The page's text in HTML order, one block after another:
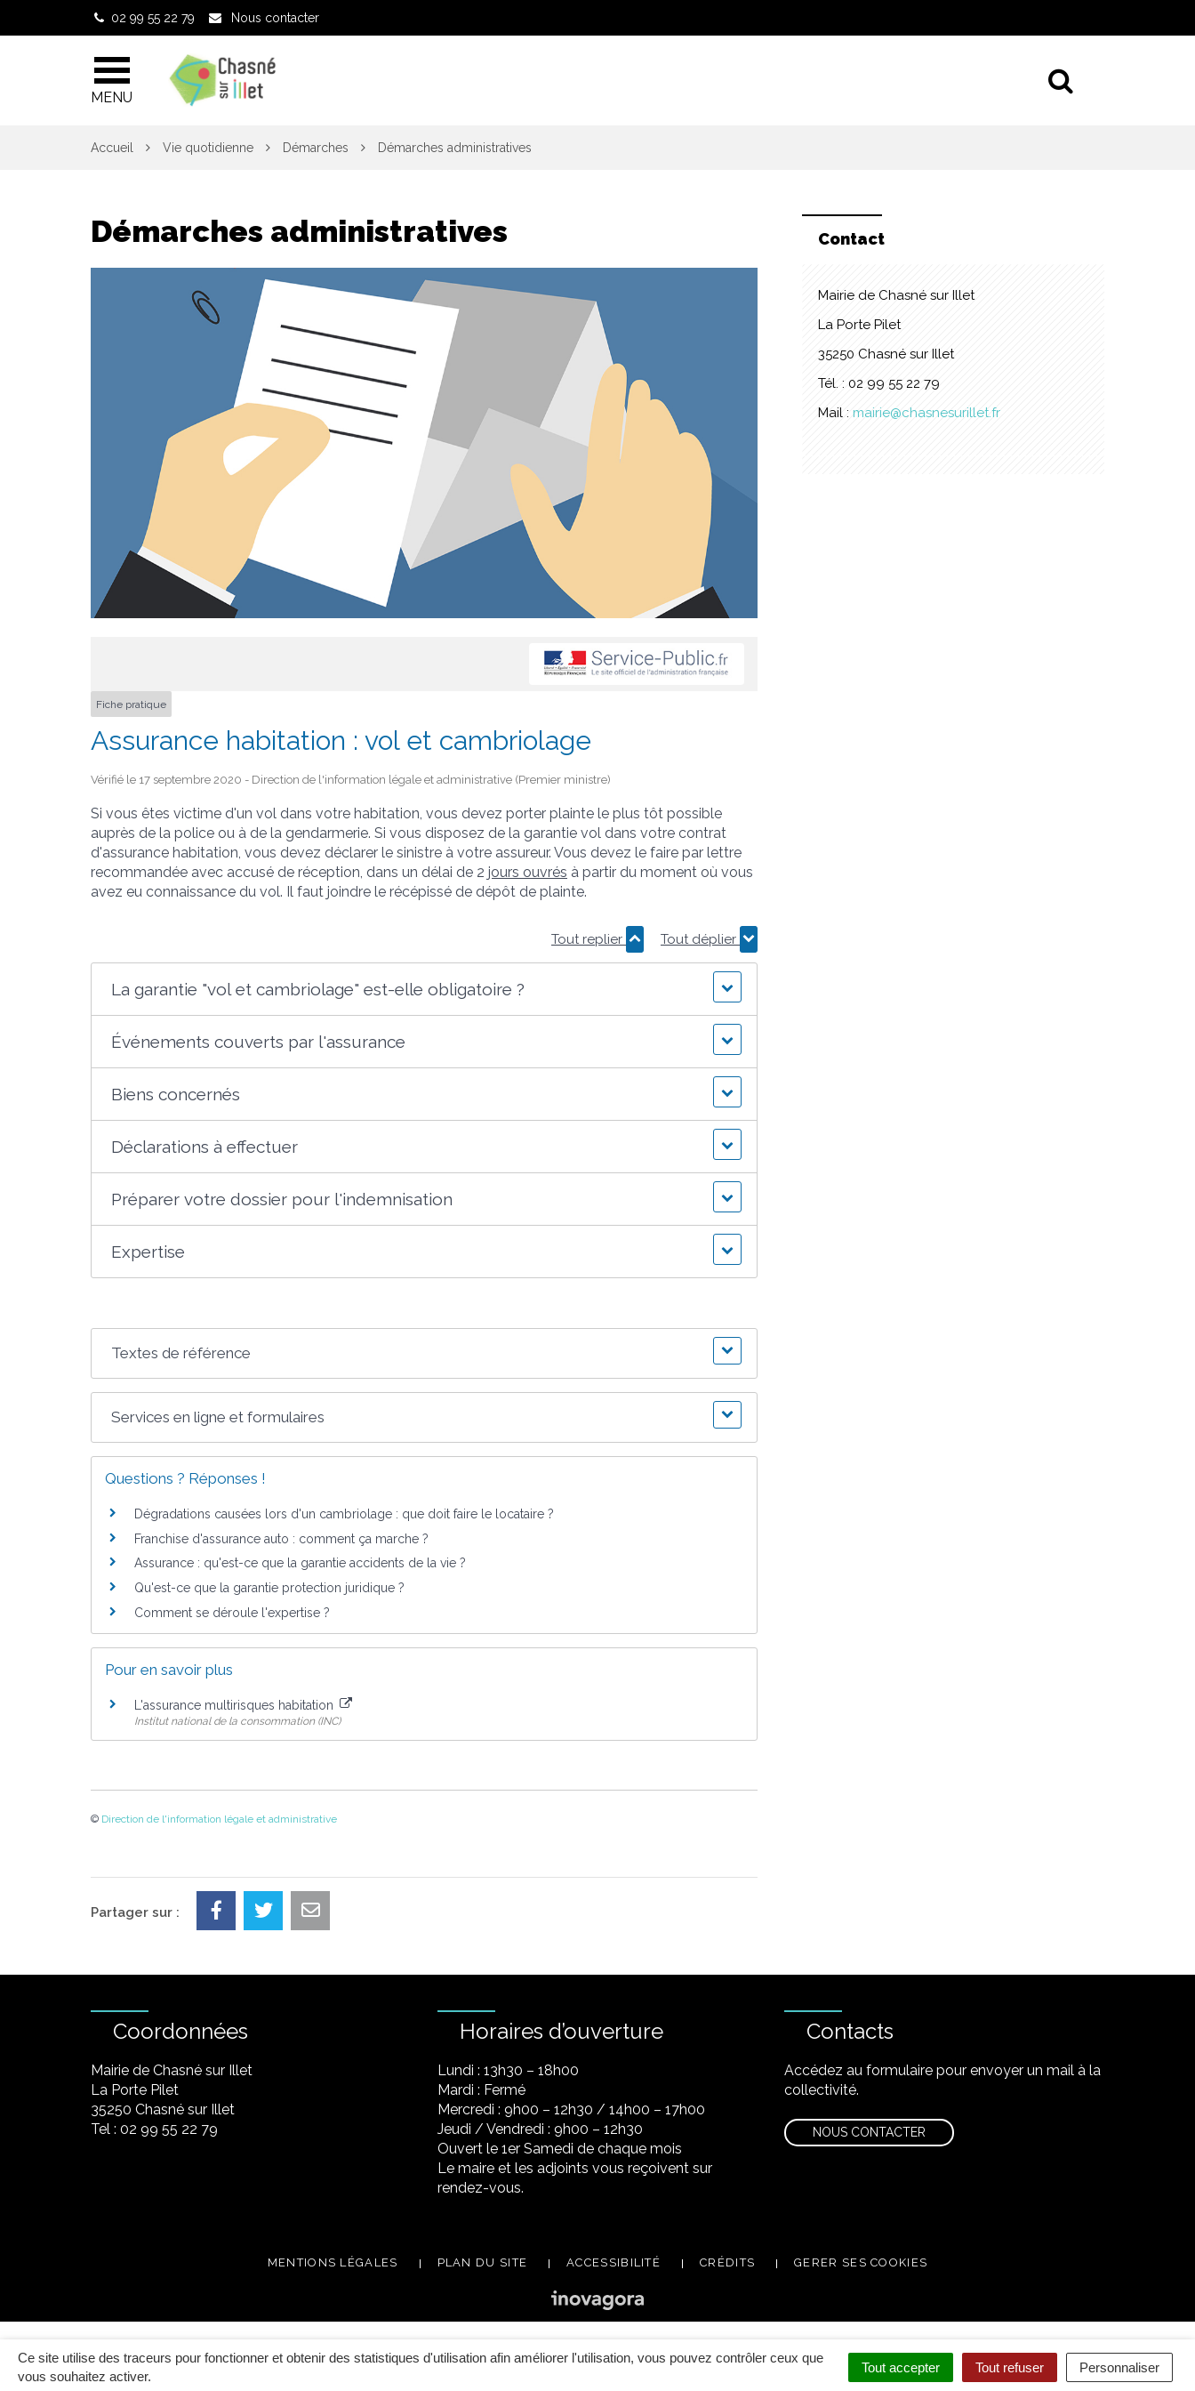
Ce site utilise des traceurs pour fonctionner et obtenir des statistiques d'utilisation afin améliorer l'utilisation, vous pouvez contrôler ceux que
vous souhaitez activer.
Tout accepter Tout refuser Personnaliser
02 99 55 22 79 Nous contacter
MENU
Accueil Vie quotidienne Démarches Démarches administratives
Démarches administratives
Fiche pratique
Assurance habitation : vol et cambriolage
Vérifié le 17 septembre 2020 - Direction de l'information légale et administrative (Premier ministre)
Si vous êtes victime d'un vol dans votre habitation, vous devez porter plainte le plus tôt possible
auprès de la police ou à de la gendarmerie. Si vous disposez de la garantie vol dans votre contrat
d'assurance habitation, vous devez déclarer le sinistre à votre assureur. Vous devez le faire par lettre
recommandée avec accusé de réception, dans un délai de 2 jours ouvrés à partir du moment où vous
avez eu connaissance du vol. Il faut joindre le récépissé de dépôt de plainte.
Tout replier Tout déplier
La garantie "vol et cambriolage" est-elle obligatoire ?
Événements couverts par l'assurance
Biens concernés
Déclarations à effectuer
Préparer votre dossier pour l'indemnisation
Expertise
Textes de référence
Services en ligne et formulaires
Questions ? Réponses !
Dégradations causées lors d'un cambriolage : que doit faire le locataire ?
Franchise d'assurance auto : comment ça marche ?
Assurance : qu'est-ce que la garantie accidents de la vie ?
Qu'est-ce que la garantie protection juridique ?
Comment se déroule l'expertise ?
Pour en savoir plus
L'assurance multirisques habitation
Institut national de la consommation (INC)
© Direction de l'information légale et administrative
Contact
Mairie de Chasné sur Illet
La Porte Pilet
35250 Chasné sur Illet
Tél. : 02 99 55 22 79
Mail : mairie@chasnesurillet.fr
Partager sur :
Coordonnées
Mairie de Chasné sur Illet
La Porte Pilet
35250 Chasné sur Illet
Tel : 02 99 55 22 79
Horaires d’ouverture
Lundi : 13h30 – 18h00
Mardi : Fermé
Mercredi : 9h00 – 12h30 / 14h00 – 17h00
Jeudi / Vendredi : 9h00 – 12h30
Ouvert le 1er Samedi de chaque mois
Le maire et les adjoints vous reçoivent sur
rendez-vous.
Contacts
Accédez au formulaire pour envoyer un mail à la
collectivité.
NOUS CONTACTER
MENTIONS LÉGALES PLAN DU SITE ACCESSIBILITÉ CRÉDITS GERER SES COOKIES